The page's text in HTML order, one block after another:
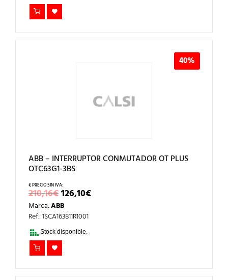
40%
ABB – INTERRUPTOR CONMUTADOR OT PLUS
OTC63G1-3BS
210,16€EL
PRECIO
ORIGINAL
ERA:
210,16€.
126,10€EL
PRECIO
Marca:ABB
Ref.: 1SCA163811R1001
Stock disponible.